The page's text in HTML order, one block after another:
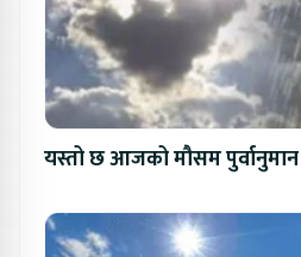
यस्तो छ आजको मौसम पुर्वानुमान